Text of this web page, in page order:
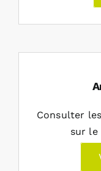
Consulter
sur le